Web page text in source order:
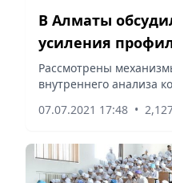
В Алматы
усиления
коррупционных
сфере
Рассмотрены
внутреннего анализа
07.07.2021 17:48 •